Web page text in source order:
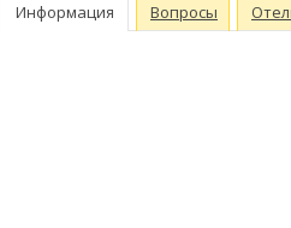
Информация Вопросы